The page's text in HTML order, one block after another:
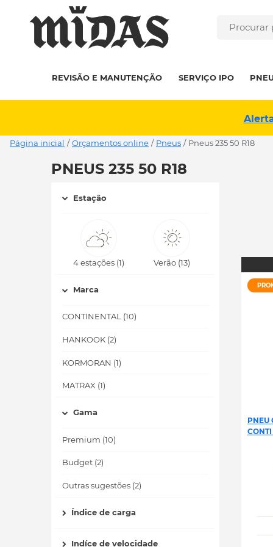
REVISÃO E MANUTENÇÃO SERVIÇO IPO
Página inicial / Orçamentos online / Pneus / pneus 235 50 R18
PNEUS 235 50 R18
Estação
4 estações (1) Verão (13)
Marca
CONTINENTAL (10)
HANKOOK (2)
KORMORAN (1)
MATRAX (1)
Gama
Premium (10)
Budget (2)
Outras sugestões (2)
Índice de carga
Indíce de velocidade
PNEU